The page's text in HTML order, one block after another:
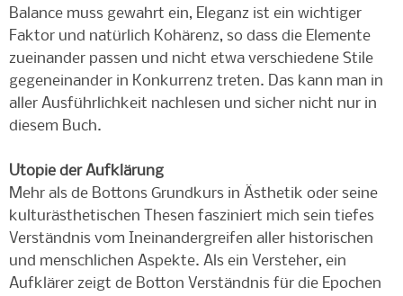
Balance muss gewahrt ein, Eleganz ist ein wichtiger
Faktor und natürlich Kohärenz, so dass die Elemente
zueinander passen und nicht etwa verschiedene Stile
gegeneinander in Konkurrenz treten. Das kann man in
aller Ausführlichkeit nachlesen und sicher nicht nur in
diesem Buch.
Utopie der Aufklärung
Mehr als de Bottons Grundkurs in Ästhetik oder seine
kulturästhetischen Thesen fasziniert mich sein tiefes
Verständnis vom Ineinandergreifen aller historischen
und menschlichen Aspekte. Als ein Versteher, ein
Aufklärer zeigt de Botton Verständnis für die Epochen